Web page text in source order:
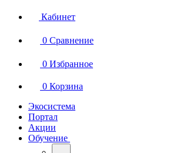
Кабинет
0 Сравнение
0 Избранное
0 Корзина
Экосистема
Портал
Акции
Обучение